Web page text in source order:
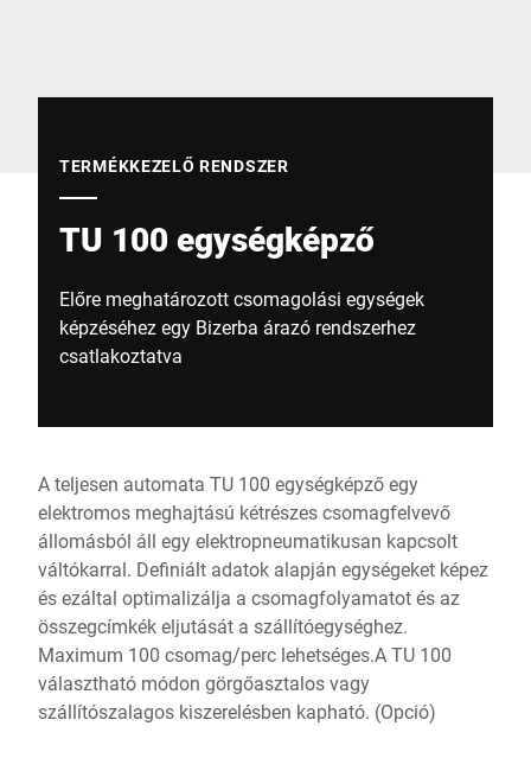
TERMÉKKEZELŐ RENDSZER
TU 100 egységképző
Előre meghatározott csomagolási egységek
képzéséhez egy Bizerba árazó rendszerhez
csatlakoztatva
A teljesen automata TU 100 egységképző egy
elektromos meghajtású kétrészes csomagfelvevő
állomásból áll egy elektropneumatikusan kapcsolt
váltókarral. Definiált adatok alapján egységeket képez
és ezáltal optimalizálja a csomagfolyamatot és az
összegcímkék eljutását a szállítóegységhez.
Maximum 100 csomag/perc lehetséges.A TU 100
választható módon görgőasztalos vagy
szállítószalagos kiszerelésben kapható. (Opció)